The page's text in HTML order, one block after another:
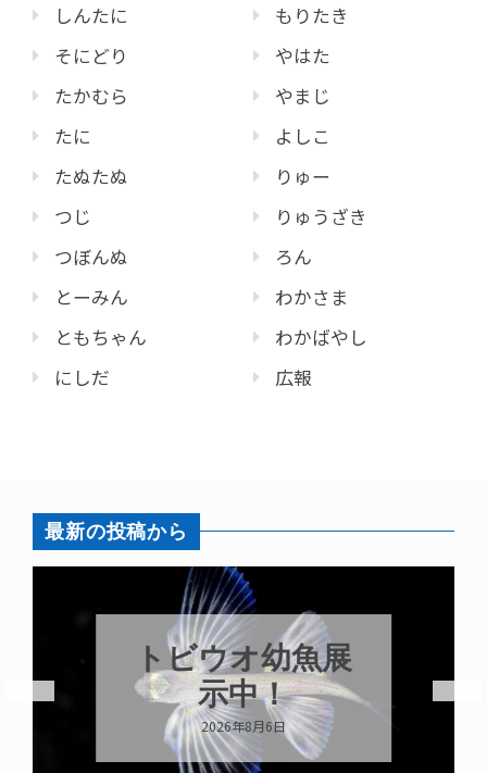
しんたに
そにどり
たかむら
たに
たぬたぬ
つじ
つぼんぬ
とーみん
ともちゃん
にしだ
もりたき
やはた
やまじ
よしこ
りゅー
りゅうざき
ろん
わかさま
わかばやし
広報
最新の投稿から
トビウオ幼魚展
示中！
2026年8月6日